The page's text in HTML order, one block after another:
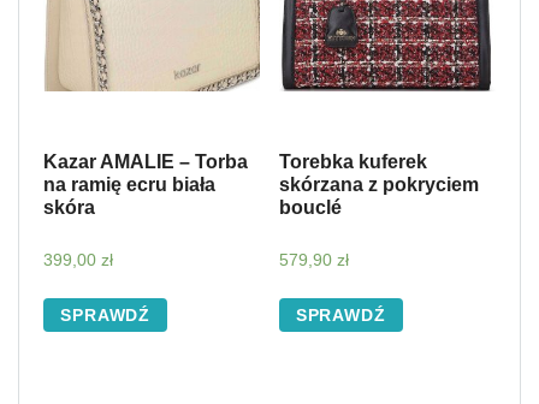
Kazar AMALIE – Torba
na ramię ecru biała
skóra
399,00 zł
SPRAWDŹ
Torebka kuferek
skórzana z pokryciem
bouclé
579,90 zł
SPRAWDŹ